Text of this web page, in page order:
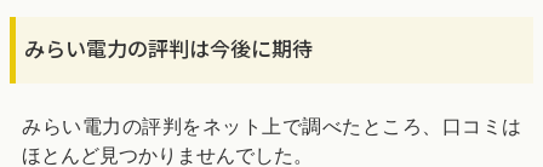
みらい電力の評判は今後に期待
みらい電力の評判をネット上で調べたところ、口コミは
ほとんど見つかりませんでした。